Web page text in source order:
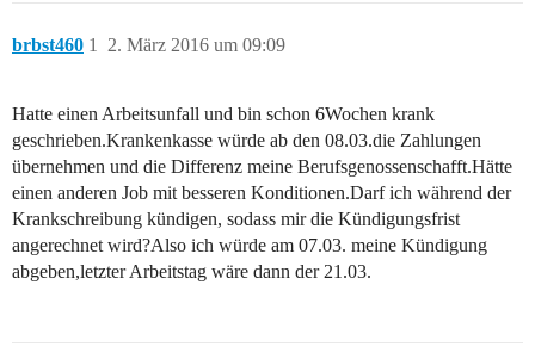
brbst460 2. März 2016 um 09:09
1
Hatte einen Arbeitsunfall und bin schon 6Wochen krank
geschrieben.Krankenkasse würde ab den 08.03.die Zahlungen
übernehmen und die Differenz meine Berufsgenossenschafft.Hätte
einen anderen Job mit besseren Konditionen.Darf ich während der
Krankschreibung kündigen, sodass mir die Kündigungsfrist
angerechnet wird?Also ich würde am 07.03. meine Kündigung
abgeben,letzter Arbeitstag wäre dann der 21.03.